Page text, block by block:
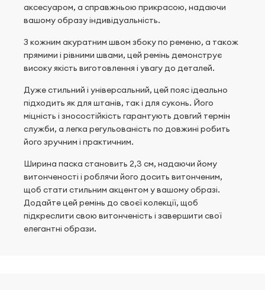
аксесуаром, а справжньою прикрасою, надаючи
вашому образу індивідуальність.
З кожним акуратним швом збоку по ременю, а також
прямими і рівними швами, цей ремінь демонструє
високу якість виготовлення і увагу до деталей.
Дуже стильний і універсальний, цей пояс ідеально
підходить як для штанів, так і для суконь. Його
міцність і зносостійкість гарантують довгий термін
служби, а легка регульованість по довжині робить
його зручним і практичним.
Ширина паска становить 2,3 см, надаючи йому
витонченості і роблячи його досить витонченим,
щоб стати стильним акцентом у вашому образі.
Додайте цей ремінь до своєї колекції, щоб
підкреслити свою витонченість і завершити свої
елегантні образи.